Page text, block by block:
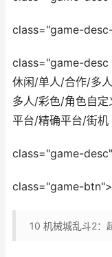
class="game-
class="game-
休闲/单人/合作/多
多人/彩色/角色自
平台/精确平台/街机
class="game-
class="game-
10 机械城乱斗2：